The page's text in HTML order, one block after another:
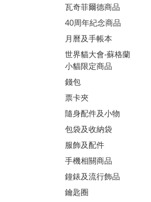
瓦奇菲爾德商品
40周年紀念商品
月曆及手帳本
世界貓大會-蘇格蘭
小貓限定商品
錢包
票卡夾
隨身配件及小物
包袋及收納袋
服飾及配件
手機相關商品
鐘錶及流行飾品
鑰匙圈